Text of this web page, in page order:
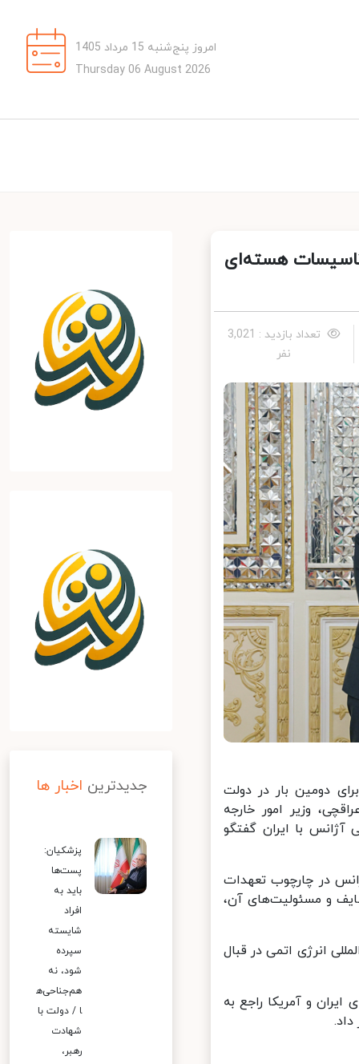
امروز پنج‌شنبه 15 مرداد 1405
Thursday 06 August 2026
هسته‌ای
تعداد بازدید : 3,021
نفر
دومین بار در دولت
وزیر امور خارجه
با ایران گفتگو
در چارچوب تعهدات
و مسئولیت‌های آن،
انرژی اتمی در قبال
و آمریکا راجع به
جدیدترین اخبار ها
پزشکیان:
پست‌ها
باید به
افراد
شایسته
سپرده
شود، نه
هم‌جناحی‌ه
ا / دولت با
شهادت
رهبر،